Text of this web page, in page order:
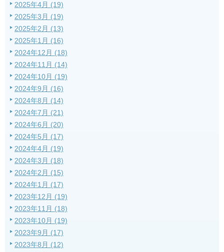
2025年4月 (19)
2025年3月 (19)
2025年2月 (13)
2025年1月 (16)
2024年12月 (18)
2024年11月 (14)
2024年10月 (19)
2024年9月 (16)
2024年8月 (14)
2024年7月 (21)
2024年6月 (20)
2024年5月 (17)
2024年4月 (19)
2024年3月 (18)
2024年2月 (15)
2024年1月 (17)
2023年12月 (19)
2023年11月 (18)
2023年10月 (19)
2023年9月 (17)
2023年8月 (12)